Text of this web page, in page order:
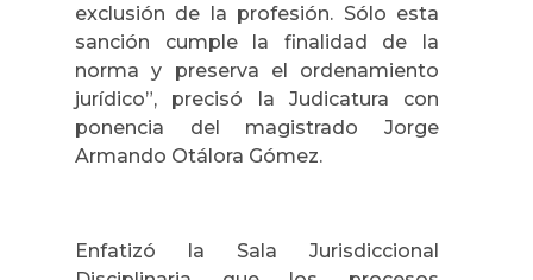
exclusión de la profesión. Sólo esta
sanción cumple la finalidad de la
norma y preserva el ordenamiento
jurídico”, precisó la Judicatura con
ponencia del magistrado Jorge
Armando Otálora Gómez.
Enfatizó la Sala Jurisdiccional